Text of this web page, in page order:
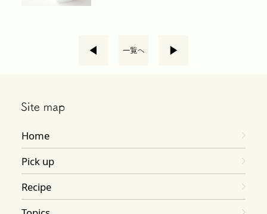
Home
Pick up
Recipe